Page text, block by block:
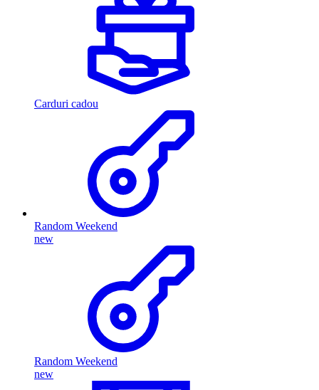
Carduri cadou
Random Weekend
new
Random Weekend
new